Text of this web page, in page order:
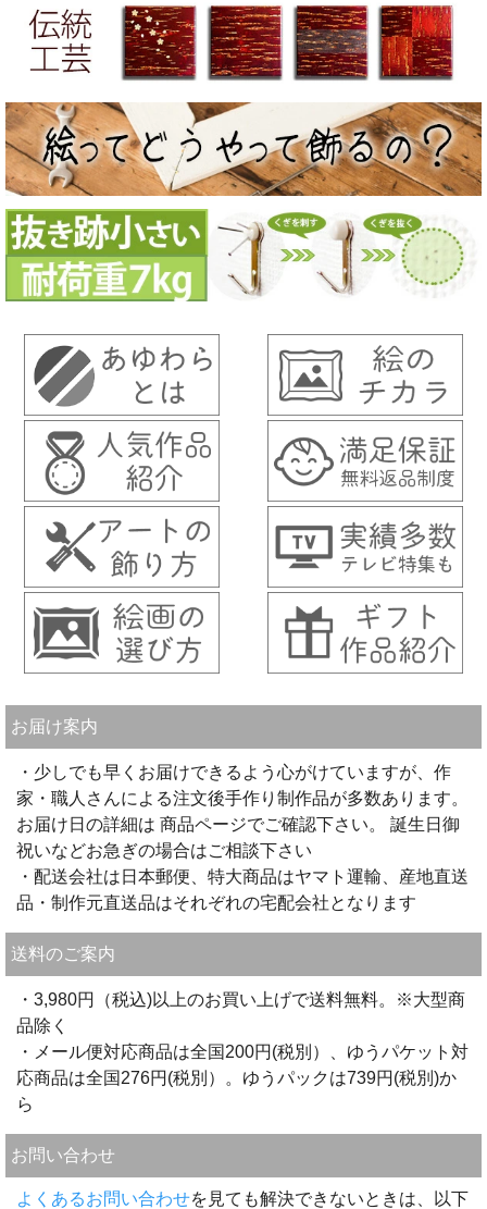
お届け案内
・少しでも早くお届けできるよう心がけていますが、作
家・職人さんによる注文後手作り制作品が多数あります。
お届け日の詳細は 商品ページでご確認下さい。 誕生日御
祝いなどお急ぎの場合はご相談下さい
・配送会社は日本郵便、特大商品はヤマト運輸、産地直送
品・制作元直送品はそれぞれの宅配会社となります
送料のご案内
・3,980円（税込)以上のお買い上げで送料無料。※大型商
品除く
・メール便対応商品は全国200円(税別）、ゆうパケット対
応商品は全国276円(税別）。ゆうパックは739円(税別)か
ら
お問い合わせ
よくあるお問い合わせを見ても解決できないときは、以下